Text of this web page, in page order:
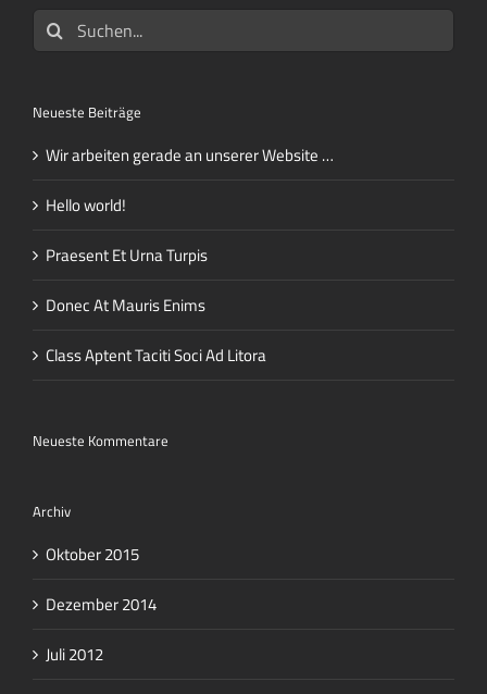
Suche
nach:
Neueste Beiträge
Wir arbeiten gerade an unserer Website …
Hello world!
Praesent Et Urna Turpis
Donec At Mauris Enims
Class Aptent Taciti Soci Ad Litora
Neueste Kommentare
Archiv
Oktober 2015
Dezember 2014
Juli 2012